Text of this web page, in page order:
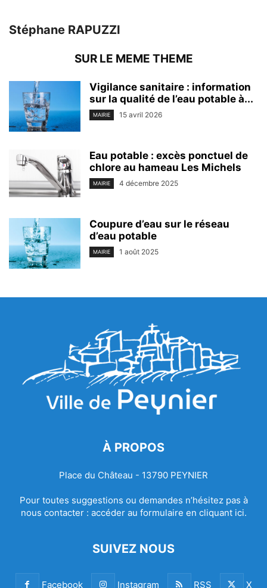
Stéphane RAPUZZI
SUR LE MEME THEME
Vigilance sanitaire : information
sur la qualité de l’eau potable à...
MAIRIE 15 avril 2026
Eau potable : excès ponctuel de
chlore au hameau Les Michels
MAIRIE 4 décembre 2025
Coupure d’eau sur le réseau
d’eau potable
MAIRIE 1 août 2025
À PROPOS
Place du Château - 13790 PEYNIER
Pour toutes suggestions ou demandes n’hésitez pas à
nous contacter : accéder au formulaire en cliquant ici.
SUIVEZ NOUS
Facebook Instagram RSS X